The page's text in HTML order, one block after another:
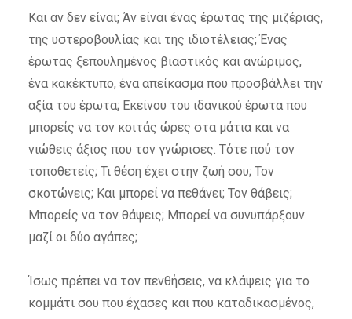
Και αν δεν είναι; Άν είναι ένας έρωτας της μιζέριας,
της υστεροβουλίας και της ιδιοτέλειας; Ένας
έρωτας ξεπουλημένος βιαστικός και ανώριμος,
ένα κακέκτυπο, ένα απείκασμα που προσβάλλει την
αξία του έρωτα; Εκείνου του ιδανικού έρωτα που
μπορείς να τον κοιτάς ώρες στα μάτια και να
νιώθεις άξιος που τον γνώρισες. Τότε πού τον
τοποθετείς; Τι θέση έχει στην ζωή σου; Τον
σκοτώνεις; Και μπορεί να πεθάνει; Τον θάβεις;
Μπορείς να τον θάψεις; Μπορεί να συνυπάρξουν
μαζί οι δύο αγάπες;
Ίσως πρέπει να τον πενθήσεις, να κλάψεις για το
κομμάτι σου που έχασες και που καταδικασμένος,